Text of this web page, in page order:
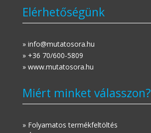
Elérhetőségünk
» info@mutatosora.hu
» +36 70/600-5809
» www.mutatosora.hu
Miért minket válasszon?
» Folyamatos termékfeltöltés